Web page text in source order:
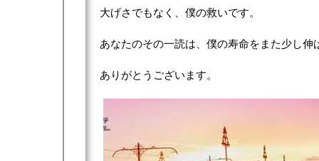
大げさでもなく、僕の救いです。
あなたのその一読は、僕の寿命をまた少し伸
ありがとうございます。